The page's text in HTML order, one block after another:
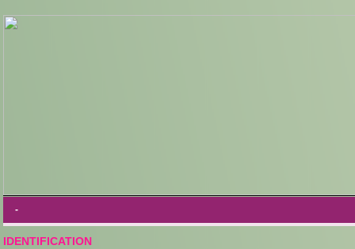
-
IDENTIFICATION